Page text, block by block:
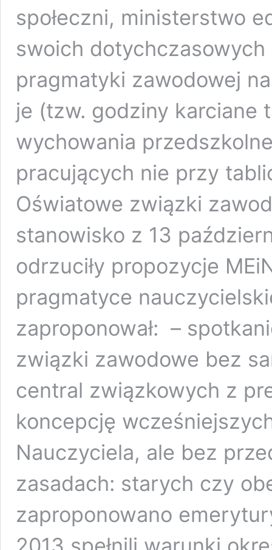
społeczni, ministerstwo
swoich
pragmatyki zawodowej
je (tzw. godziny karciane
wychowania
pracujących nie przy
Oświatowe związki
stanowisko z 13
odrzuciły propozycje
pragmatyce
zaproponował: –
związki zawodowe bez
central związkowych z
koncepcję
Nauczyciela, ale bez
zasadach: starych czy
zaproponowano